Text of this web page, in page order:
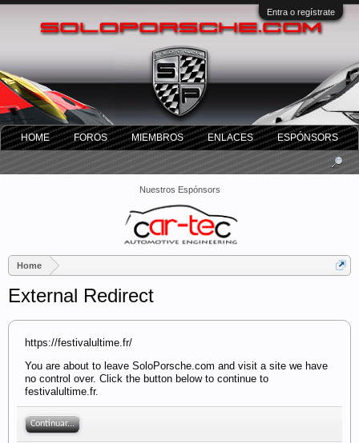
Entra o regístrate
Nuestros Espónsors
Home
External Redirect
https://festivalultime.fr/
You are about to leave SoloPorsche.com and visit a site we have
no control over. Click the button below to continue to
festivalultime.fr.
Continuar...
HOME FOROS MIEMBROS ENLACES ESPÓNSORS